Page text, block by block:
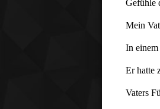
Gefühle
Mein
In
Er hatte
Vaters